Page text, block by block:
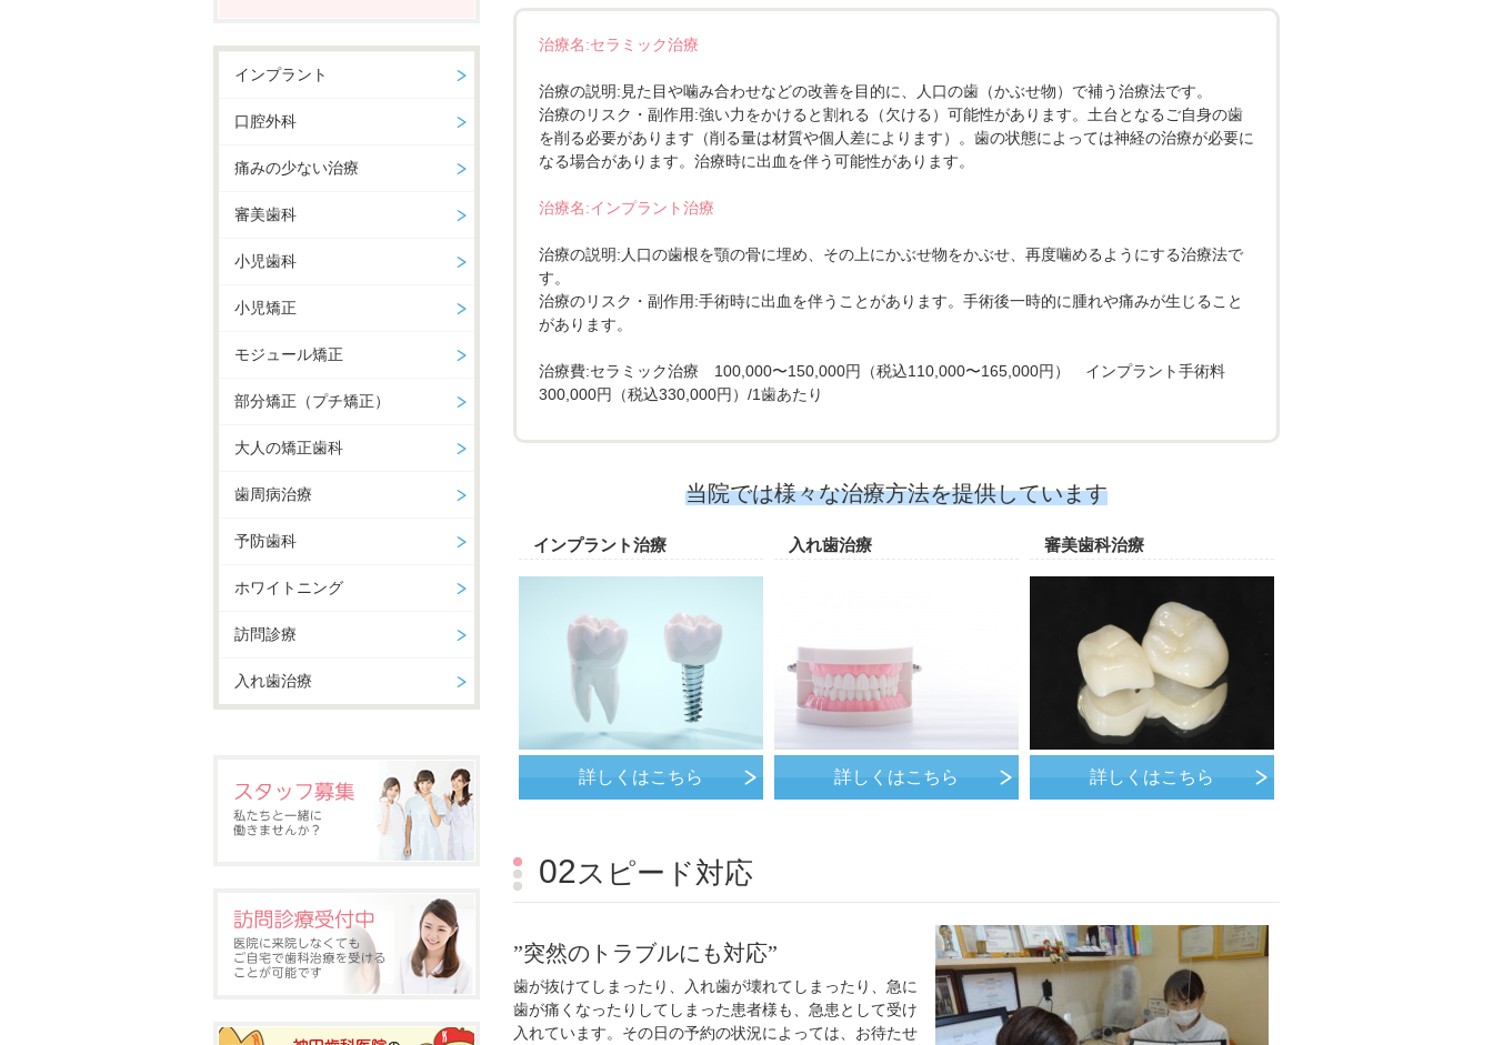
治療名:セラミック治療
治療の説明:見た目や噛み合わせなどの改善を目的に、人口の歯（かぶせ物）で補う治療法です。
治療のリスク・副作用:強い力をかけると割れる（欠ける）可能性があります。土台となるご自身の歯
を削る必要があります（削る量は材質や個人差によります）。歯の状態によっては神経の治療が必要に
なる場合があります。治療時に出血を伴う可能性があります。
治療名:インプラント治療
治療の説明:人口の歯根を顎の骨に埋め、その上にかぶせ物をかぶせ、再度噛めるようにする治療法で
す。
治療のリスク・副作用:手術時に出血を伴うことがあります。手術後一時的に腫れや痛みが生じること
があります。
治療費:セラミック治療 100,000〜150,000円（税込110,000〜165,000円） インプラント手術料
300,000円（税込330,000円）/1歯あたり
当院では様々な治療方法を提供しています
インプラント治療
詳しくはこちら
入れ歯治療
詳しくはこちら
審美歯科治療
詳しくはこちら
02スピード対応
”突然のトラブルにも対応”
歯が抜けてしまったり、入れ歯が壊れてしまったり、急に
歯が痛くなったりしてしまった患者様も、急患として受け
入れています。その日の予約の状況によっては、お待たせ
インプラント
口腔外科
痛みの少ない治療
審美歯科
小児歯科
小児矯正
モジュール矯正
部分矯正（プチ矯正）
大人の矯正歯科
歯周病治療
予防歯科
ホワイトニング
訪問診療
入れ歯治療